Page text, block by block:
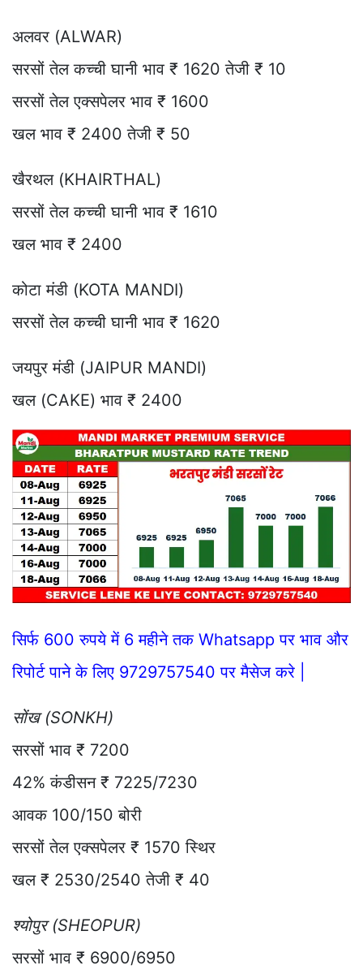
अलवर (ALWAR)
सरसों तेल कच्ची घानी भाव ₹ 1620 तेजी ₹ 10
सरसों तेल एक्सपेलर भाव ₹ 1600
खल भाव ₹ 2400 तेजी ₹ 50
खैरथल (KHAIRTHAL)
सरसों तेल कच्ची घानी भाव ₹ 1610
खल भाव ₹ 2400
कोटा मंडी (KOTA MANDI)
सरसों तेल कच्ची घानी भाव ₹ 1620
जयपुर मंडी (JAIPUR MANDI)
खल (CAKE) भाव ₹ 2400
सिर्फ 600 रुपये में 6 महीने तक Whatsapp पर भाव और
रिपोर्ट पाने के लिए 9729757540 पर मैसेज करे |
सोंख (SONKH)
सरसों भाव ₹ 7200
42% कंडीसन ₹ 7225/7230
आवक 100/150 बोरी
सरसों तेल एक्सपेलर ₹ 1570 स्थिर
खल ₹ 2530/2540 तेजी ₹ 40
श्योपुर (SHEOPUR)
सरसों भाव ₹ 6900/6950